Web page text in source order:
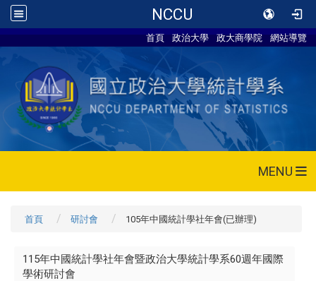
NCCU
首頁 政治大學 政大商學院 網站導覽
MENU
首頁 研討會 105年中國統計學社年會(已辦理)
115年中國統計學社年會暨政治大學統計學系60週年國際
學術研討會